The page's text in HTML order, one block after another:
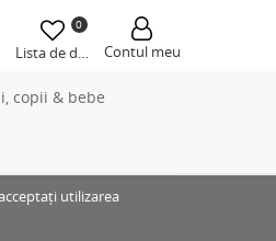
0
Lista de dorințeContul meu
copii & bebe
utilizarea